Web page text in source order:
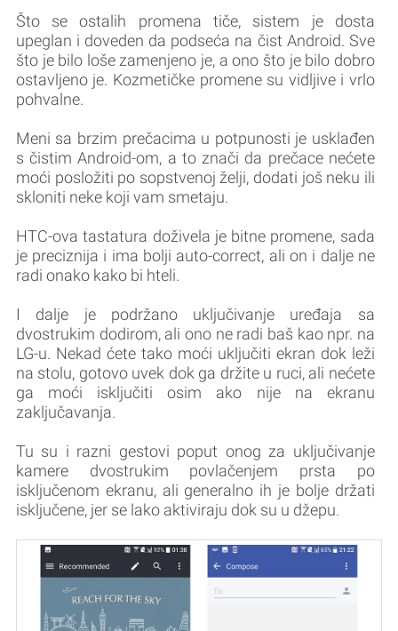
Što se ostalih promena tiče, sistem je dosta
upeglan i doveden da podseća na čist Android. Sve
što je bilo loše zamenjeno je, a ono što je bilo dobro
ostavljeno je. Kozmetičke promene su vidljive i vrlo
pohvalne.
Meni sa brzim prečacima u potpunosti je usklađen
s čistim Android-om, a to znači da prečace nećete
moći posložiti po sopstvenoj želji, dodati još neku ili
skloniti neke koji vam smetaju.
HTC-ova tastatura doživela je bitne promene, sada
je preciznija i ima bolji auto-correct, ali on i dalje ne
radi onako kako bi hteli.
I dalje je podržano uključivanje uređaja sa
dvostrukim dodirom, ali ono ne radi baš kao npr. na
LG-u. Nekad ćete tako moći uključiti ekran dok leži
na stolu, gotovo uvek dok ga držite u ruci, ali nećete
ga moći isključiti osim ako nije na ekranu
zaključavanja.
Tu su i razni gestovi poput onog za uključivanje
kamere dvostrukim povlačenjem prsta po
isključenom ekranu, ali generalno ih je bolje držati
isključene, jer se lako aktiviraju dok su u džepu.